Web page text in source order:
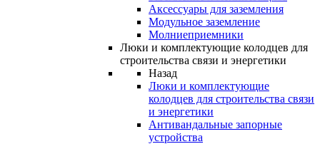
Аксессуары для заземления
Модульное заземление
Молниеприемники
Люки и комплектующие колодцев для
строительства связи и энергетики
Назад
Люки и комплектующие
колодцев для строительства связи
и энергетики
Антивандальные запорные
устройства